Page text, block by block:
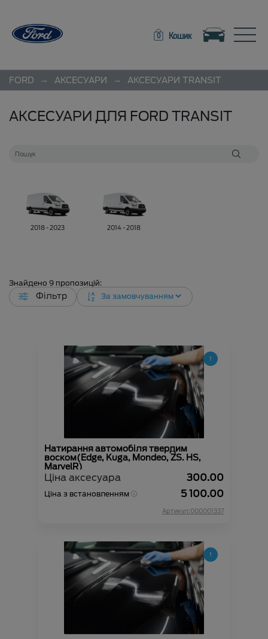
0 Кошик Toggle navigation
FORD → АКСЕСУАРИ → АКСЕСУАРИ TRANSIT
АКСЕСУАРИ ДЛЯ FORD TRANSIT
2018 - 2023 2014 - 2018
Знайдено 9 пропозицій:
Фільтр
Натирання автомобіля твердим
воском(Edge, Kuga, Mondeo, ZS. HS,
MarvelR)
Ціна аксесуара 300.00
Ціна з встановленням 5 100.00
Артикул:000001337